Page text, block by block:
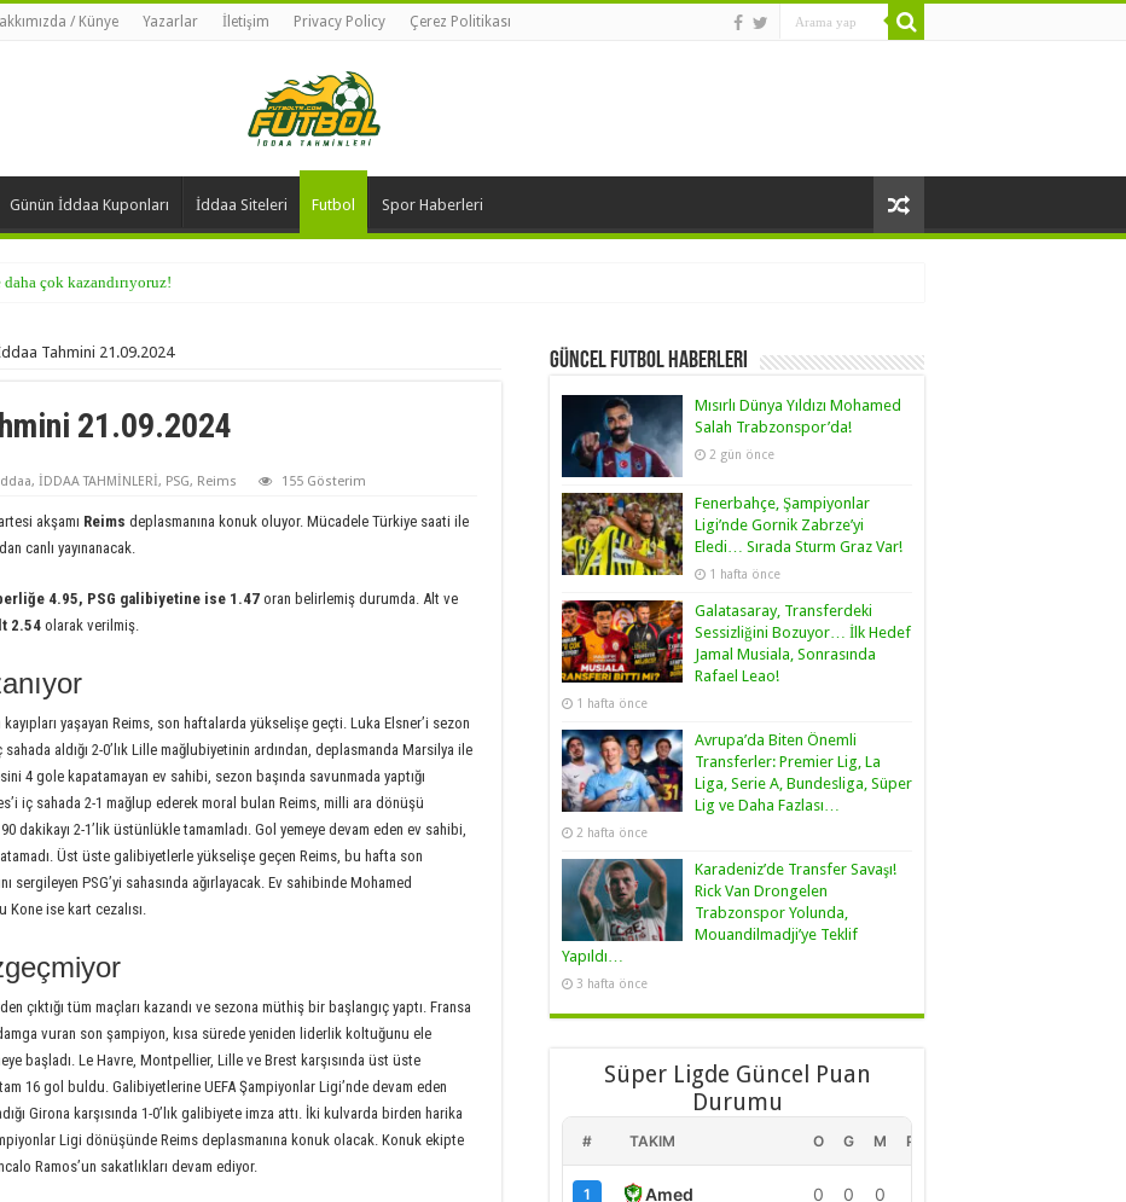
/ Künye Yazarlar İletişim Privacy Policy Çerez Politikası
Günün İddaa Kuponları İddaa Siteleri Futbol Spor Haberleri
çok kazandırıyoruz!
Tahmini 21.09.2024
21.09.2024
, İDDAA TAHMİNLERİ, PSG, Reims 155 Gösterim
akşamı Reims deplasmanına konuk oluyor. Mücadele Türkiye saati ile
canlı yayınanacak.
4.95, PSG galibiyetine ise 1.47 oran belirlemiş durumda. Alt ve
2.54 olarak verilmiş.
yaşayan Reims, son haftalarda yükselişe geçti. Luka Elsner’i sezon
aldığı 2-0’lık Lille mağlubiyetinin ardından, deplasmanda Marsilya ile
4 gole kapatamayan ev sahibi, sezon başında savunmada yaptığı
iç sahada 2-1 mağlup ederek moral bulan Reims, milli ara dönüşü
dakikayı 2-1’lik üstünlükle tamamladı. Gol yemeye devam eden ev sahibi,
Üst üste galibiyetlerle yükselişe geçen Reims, bu hafta son
sergileyen PSG’yi sahasında ağırlayacak. Ev sahibinde Mohamed
Kone ise kart cezalısı.
çıktığı tüm maçları kazandı ve sezona müthiş bir başlangıç yaptı. Fransa
vuran son şampiyon, kısa sürede yeniden liderlik koltuğunu ele
başladı. Le Havre, Montpellier, Lille ve Brest karşısında üst üste
16 gol buldu. Galibiyetlerine UEFA Şampiyonlar Ligi’nde devam eden
Girona karşısında 1-0’lık galibiyete imza attı. İki kulvarda birden harika
Ligi dönüşünde Reims deplasmanına konuk olacak. Konuk ekipte
Ramos’un sakatlıkları devam ediyor.
Güncel Futbol Haberleri
Mısırlı Dünya Yıldızı Mohamed
Salah Trabzonspor’da!
2 gün önce
Fenerbahçe, Şampiyonlar
Ligi’nde Gornik Zabrze’yi
Eledi… Sırada Sturm Graz Var!
1 hafta önce
Galatasaray, Transferdeki
Sessizliğini Bozuyor… İlk Hedef
Jamal Musiala, Sonrasında
Rafael Leao!
1 hafta önce
Avrupa’da Biten Önemli
Transferler: Premier Lig, La
Liga, Serie A, Bundesliga, Süper
Lig ve Daha Fazlası…
2 hafta önce
Karadeniz’de Transfer Savaşı!
Rick Van Drongelen
Trabzonspor Yolunda,
Mouandilmadji’ye Teklif
Yapıldı…
3 hafta önce
Süper Ligde Güncel Puan
Durumu
# TAKIM O G M PUAN
1 Amed 0 0 0